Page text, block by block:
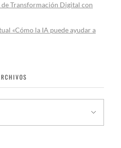
de Transformación Digital con
«Cómo la IA puede ayudar a